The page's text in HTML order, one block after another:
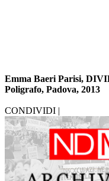
Emma Baeri Parisi,
Poligrafo, Padova, 2013
CONDIVIDI |